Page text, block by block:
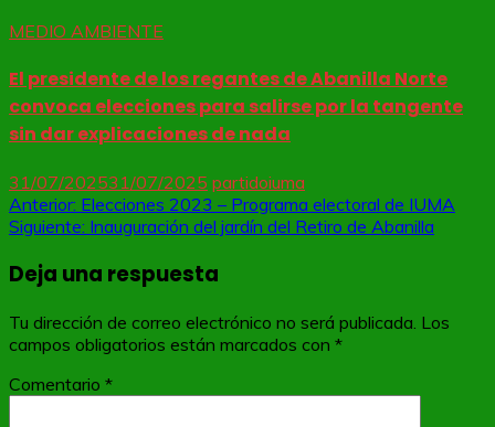
MEDIO AMBIENTE
El presidente de los regantes de Abanilla Norte
convoca elecciones para salirse por la tangente
sin dar explicaciones de nada
31/07/202531/07/2025 partidoiuma
Navegación
entradas
Anterior: Elecciones 2023 – Programa electoral de IUMA
Siguiente: Inauguración del jardín del Retiro de Abanilla
Deja una respuesta
Tu dirección de correo electrónico no será publicada. Los
campos obligatorios están marcados con *
Comentario *